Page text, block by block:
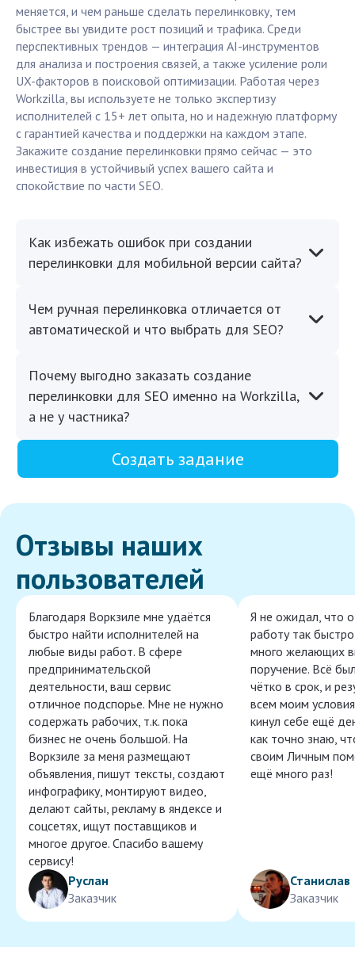
меняется, и чем раньше сделать перелинковку, тем
быстрее вы увидите рост позиций и трафика. Среди
перспективных трендов — интеграция AI-инструментов
для анализа и построения связей, а также усиление роли
UX-факторов в поисковой оптимизации. Работая через
Workzilla, вы используете не только экспертизу
исполнителей с 15+ лет опыта, но и надежную платформу
с гарантией качества и поддержки на каждом этапе.
Закажите создание перелинковки прямо сейчас — это
инвестиция в устойчивый успех вашего сайта и
спокойствие по части SEO.
Как избежать ошибок при создании
перелинковки для мобильной версии сайта?
Чем ручная перелинковка отличается от
автоматической и что выбрать для SEO?
Почему выгодно заказать создание
перелинковки для SEO именно на Workzilla,
а не у частника?
Создать задание
Отзывы наших
пользователей
Благодаря Воркзиле мне удаётся
быстро найти исполнителей на
любые виды работ. В сфере
предпринимательской
деятельности, ваш сервис
отличное подспорье. Мне не нужно
содержать рабочих, т.к. пока
бизнес не очень большой. На
Воркзиле за меня размещают
объявления, пишут тексты, создают
инфографику, монтируют видео,
делают сайты, рекламу в яндексе и
соцсетях, ищут поставщиков и
многое другое. Спасибо вашему
сервису!
Руслан
Заказчик
Я не ожидал, что
работу так
много желающих
поручение. Всё
чётко в срок, и
всем моим
кинул себе ещё
как точно знаю,
своим Личным
ещё много раз!
Станислав
Заказчик